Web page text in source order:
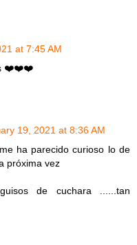
at 7:45 AM
❤️❤️❤️
19, 2021 at 8:36 AM
ha parecido curioso lo de
próxima vez
de cuchara ......tan